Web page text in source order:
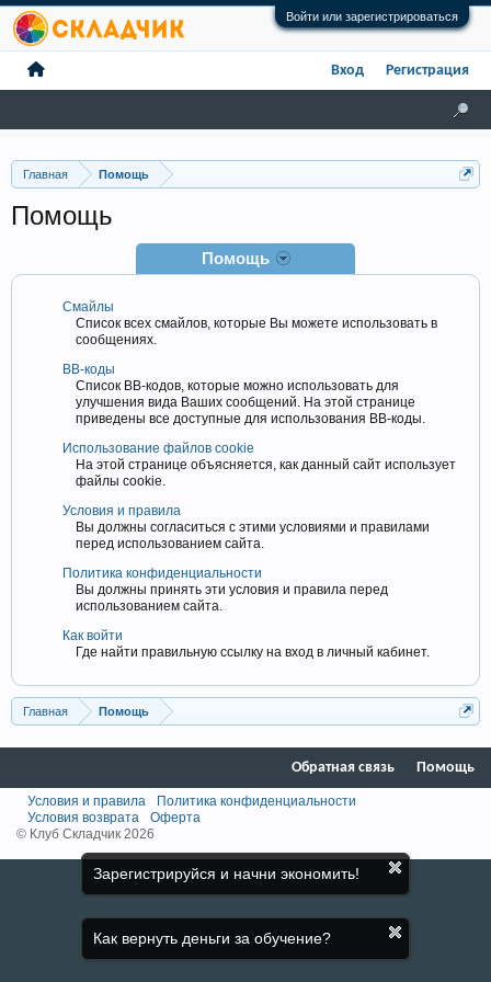
Войти или зарегистрироваться
Главная Помощь
Зарегистрируйся и начни экономить!
Как вернуть деньги за обучение?
Помощь
Помощь
Смайлы
Список всех смайлов, которые Вы можете использовать в
сообщениях.
BB-коды
Список BB-кодов, которые можно использовать для
улучшения вида Ваших сообщений. На этой странице
приведены все доступные для использования BB-коды.
Использование файлов cookie
На этой странице объясняется, как данный сайт использует
файлы cookie.
Условия и правила
Вы должны согласиться с этими условиями и правилами
перед использованием сайта.
Политика конфиденциальности
Вы должны принять эти условия и правила перед
использованием сайта.
Как войти
Где найти правильную ссылку на вход в личный кабинет.
Главная Помощь
Вход Регистрация
Обратная связь Помощь
Условия и правила
Политика конфиденциальности
Условия возврата
Оферта
© Клуб Складчик 2026